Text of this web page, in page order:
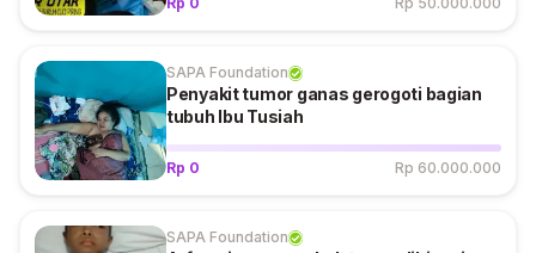
SAPA Foundation
Penyakit tumor ganas gerogoti bagian
tubuh Ibu Tusiah
Rp 0 Rp 60.000.000
SAPA Foundation